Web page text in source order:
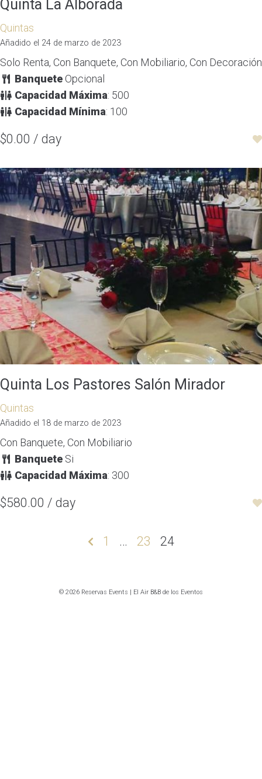
Quinta La Alborada
Quintas
Añadido el 24 de marzo de 2023
Solo Renta, Con Banquete, Con Mobiliario, Con Decoración
BanqueteOpcional
Capacidad Máxima: 500
Capacidad Mínima: 100
$0.00 / day
Quinta Los Pastores Salón Mirador
Quintas
Añadido el 18 de marzo de 2023
Con Banquete, Con Mobiliario
BanqueteSi
Capacidad Máxima: 300
$580.00 / day
1 … 23 24
© 2026 Reservas Events | El Air B&B de los Eventos